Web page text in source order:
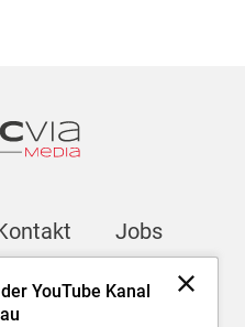
YouTube Kanal
Jobs